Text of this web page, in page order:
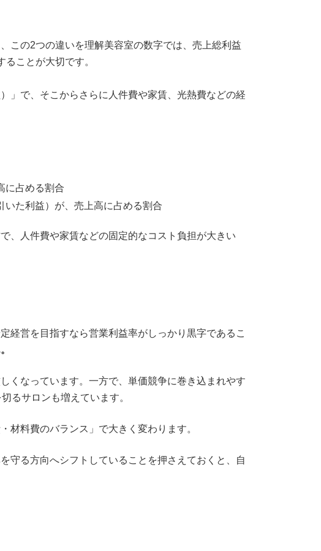
この2つの違いを理解美容室の数字では、売上総利益
ことが大切です。
」で、そこからさらに人件費や家賃、光熱費などの経
に占める割合
た利益）が、売上高に占める割合
、人件費や家賃などの固定的なコスト負担が大きい
経営を目指すなら営業利益率がしっかり黒字であるこ
くなっています。一方で、単価競争に巻き込まれやす
るサロンも増えています。
材料費のバランス」で大きく変わります。
守る方向へシフトしていることを押さえておくと、自